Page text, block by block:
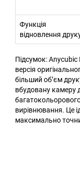
Функція
відновлення
Підсумок:
версія
більший об’єм
вбудовану камеру
вирівнювання. Це
максимально